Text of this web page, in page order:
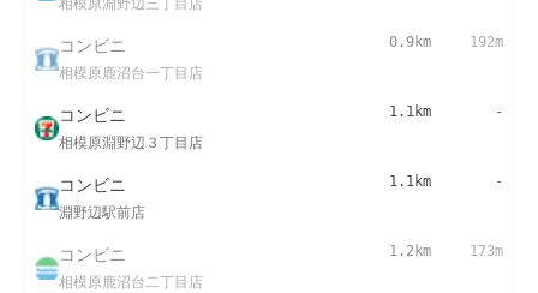
コンビニ
相模原鹿沼台一丁目店
0.9km 192m
コンビニ
相模原淵野辺３丁目店
1.1km -
コンビニ
淵野辺駅前店
1.1km -
コンビニ
相模原鹿沼台二丁目店
1.2km 173m